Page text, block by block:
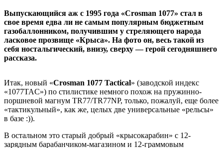
Выпускающийся аж с 1995 года «Crosman 1077» стал в
свое время едва ли не самым популярным бюджетным
газобаллонником, получившим у стреляющего народа
ласковое прозвище «Крыса». На фото он, весь такой из
себя ностальгический, внизу, сверху — герой сегодняшнего
рассказа.
Итак, новый «Crosman 1077 Tactical» (заводской индекс
«1077TAC») по стилистике немного похож на пружинно-
поршневой магнум TR77/TR77NP, только, пожалуй, еще более
«тактикульный», как же, целых две универсальные «рельсы»
в базе :)).
В остальном это старый добрый «крысокарабин» с 12-
зарядным барабанчиком-магазином и 12-граммовым